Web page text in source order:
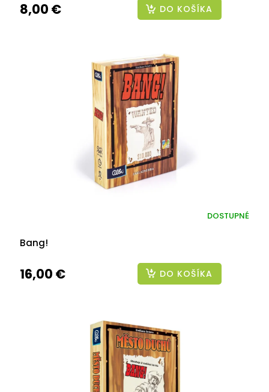
8,00 € DO KOŠÍKA
Bang!
DOSTUPNÉ
16,00 € DO KOŠÍKA